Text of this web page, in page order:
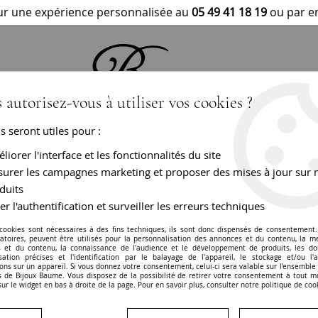
une expérience personnalisée au 05 49 41 18 19 ou par
: Bague ancienne ou autre bijou,
autorisez-vous à utiliser vos cookies ?
seront utiles pour :
l'interface et les fonctionnalités du site
les campagnes marketing et proposer des mises à jour sur
l'authentification et surveiller les erreurs techniques
sont nécessaires à des fins techniques, ils sont donc dispensés de
peuvent être utilisés pour la personnalisation des annonces et du contenu, la
et du contenu, la connaissance de l'audience et le développement de produits, les
précises et l'identification par le balayage de l'appareil, le stockage et/ou
sur un appareil. Si vous donnez votre consentement, celui-ci sera valable sur l’ensemble
de Bijoux Baume. Vous disposez de la possibilité de retirer votre consentement à tout
le widget en bas à droite de la page. Pour en savoir plus, consulter notre politique de